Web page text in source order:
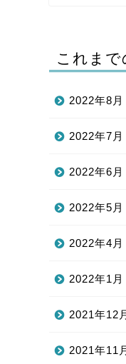
これまで
2022年8月
2022年7月
2022年6月
2022年5月
2022年4月
2022年1月
2021年12
2021年11